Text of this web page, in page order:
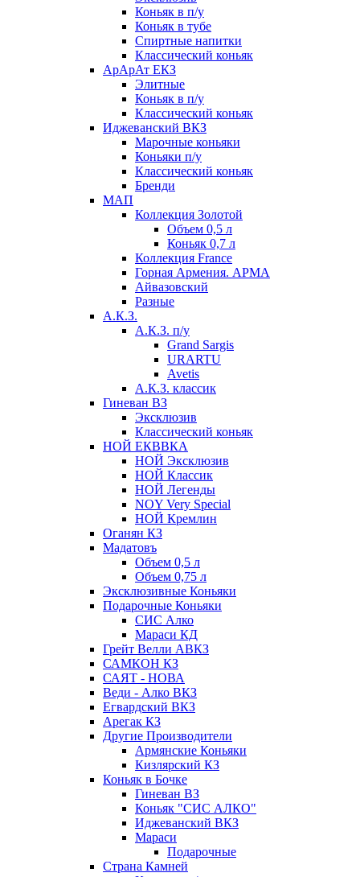
Коньяк в п/у
Коньяк в тубе
Спиртные напитки
Классический коньяк
АрАрАт ЕКЗ
Элитные
Коньяк в п/у
Классический коньяк
Иджеванский ВКЗ
Марочные коньяки
Коньяки п/у
Классический коньяк
Бренди
МАП
Коллекция Золотой
Объем 0,5 л
Коньяк 0,7 л
Коллекция France
Горная Армения. АРМА
Айвазовский
Разные
А.К.З.
А.К.З. п/у
Grand Sargis
URARTU
Avetis
А.К.З. классик
Гиневан ВЗ
Эксклюзив
Классический коньяк
НОЙ ЕКВВКА
НОЙ Эксклюзив
НОЙ Классик
НОЙ Легенды
NOY Very Speсial
НОЙ Кремлин
Оганян КЗ
Мадатовъ
Объем 0,5 л
Объем 0,75 л
Эксклюзивные Коньяки
Подарочные Коньяки
СИС Алко
Мараси КД
Грейт Велли АВКЗ
САМКОН КЗ
САЯТ - НОВА
Веди - Алко ВКЗ
Егвардский ВКЗ
Арегак КЗ
Другие Производители
Армянские Коньяки
Кизлярский КЗ
Коньяк в Бочке
Гиневан ВЗ
Коньяк "СИС АЛКО"
Иджеванский ВКЗ
Мараси
Подарочные
Страна Камней